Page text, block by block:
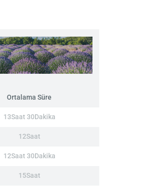
Ortalama Süre
13Saat 30Dakika
12Saat
12Saat 30Dakika
15Saat